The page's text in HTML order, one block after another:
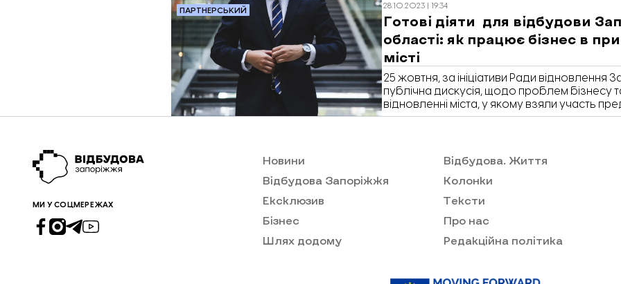
розвитку – від зменшення кількості
рішень для відходів руйнувань і
базову, працюючу систему, а наступний
сміття» до «керувати відходами» –
місцевому, так і на державному рівнях.
ПАРТНЕРСЬКИЙ
28.10.2023 | 19:34
Готові діяти для відбудови
області: як працює бізнес в
місті
25 жовтня, за ініціативи Ради відновлення
публічна дискусія, щодо проблем бізнесу
відновленні міста, у якому взяли участь
асоціацій підприємців регіону, влади та
почала активно планувати післявоєнну
міжнародних партнерів […]
МИ У СОЦМЕРЕЖАХ
Новини
Відбудова Запоріжжя
Ексклюзив
Бізнес
Шлях додому
Відбудова. Життя
Колонки
Тексти
Про нас
Редакційна політика